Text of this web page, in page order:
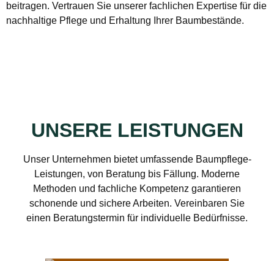
beitragen. Vertrauen Sie unserer fachlichen Expertise für die
nachhaltige Pflege und Erhaltung Ihrer Baumbestände.
UNSERE LEISTUNGEN
Unser Unternehmen bietet umfassende Baumpflege-
Leistungen, von Beratung bis Fällung. Moderne
Methoden und fachliche Kompetenz garantieren
schonende und sichere Arbeiten. Vereinbaren Sie
einen Beratungstermin für individuelle Bedürfnisse.